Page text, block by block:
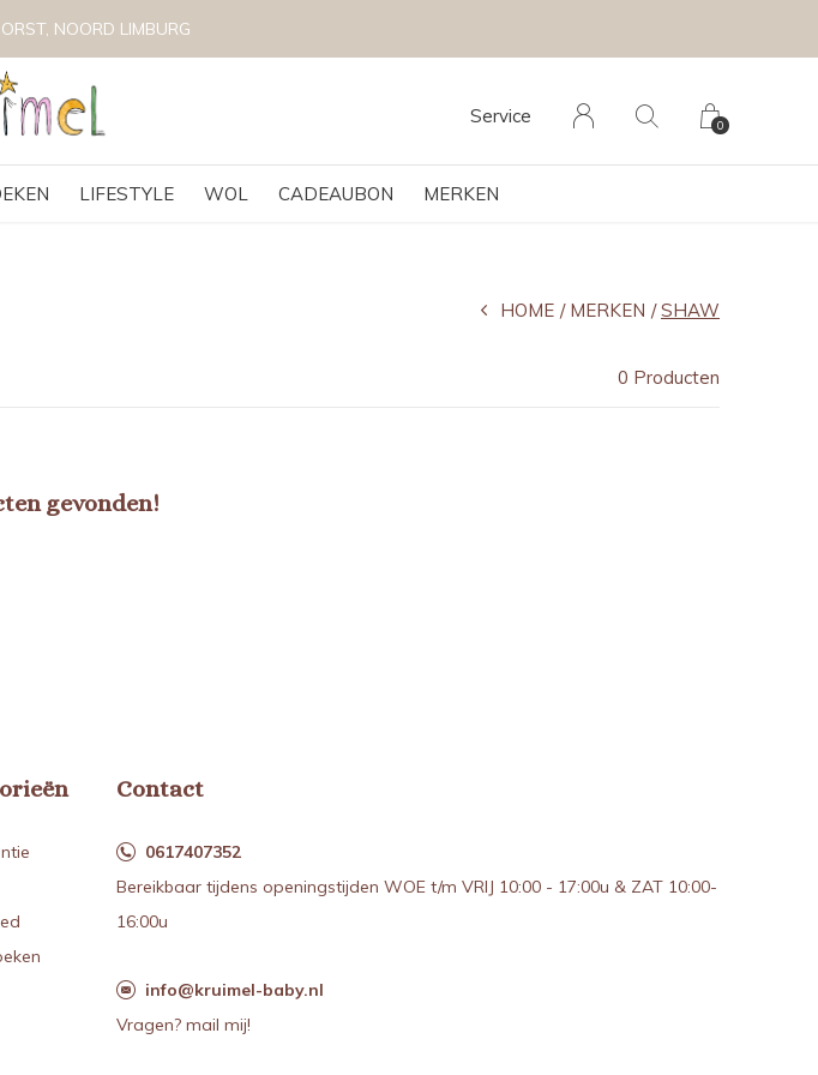
LIFESTYLE WOL CADEAUBON MERKEN
Service 0
NOORD LIMBURG
HOME MERKEN SHAW
0 Producten
gevonden!
Contact
0617407352
Bereikbaar tijdens openingstijden WOE t/m VRIJ 10:00 - 17:00u & ZAT 10:00-
16:00u
info@kruimel-baby.nl
Vragen? mail mij!